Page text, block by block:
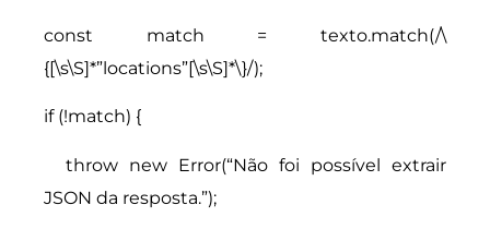
const match = texto.match(/\
{[\s\S]*”locations”[\s\S]*\}/);
if (!match) {
throw new Error(“Não foi possível extrair
JSON da resposta.”);